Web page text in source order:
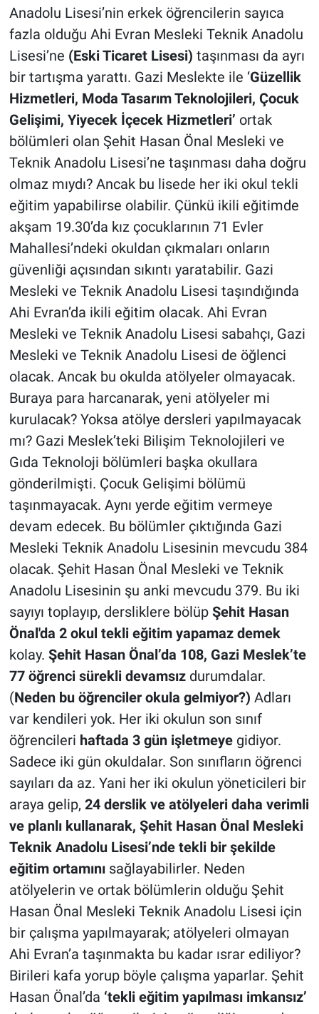
Anadolu Lisesi’nin erkek öğrencilerin sayıca
fazla olduğu Ahi Evran Mesleki Teknik Anadolu
Lisesi’ne (Eski Ticaret Lisesi) taşınması da ayrı
bir tartışma yarattı. Gazi Meslekte ile ‘Güzellik
Hizmetleri, Moda Tasarım Teknolojileri, Çocuk
Gelişimi, Yiyecek İçecek Hizmetleri’ ortak
bölümleri olan Şehit Hasan Önal Mesleki ve
Teknik Anadolu Lisesi’ne taşınması daha doğru
olmaz mıydı? Ancak bu lisede her iki okul tekli
eğitim yapabilirse olabilir. Çünkü ikili eğitimde
akşam 19.30’da kız çocuklarının 71 Evler
Mahallesi’ndeki okuldan çıkmaları onların
güvenliği açısından sıkıntı yaratabilir. Gazi
Mesleki ve Teknik Anadolu Lisesi taşındığında
Ahi Evran’da ikili eğitim olacak. Ahi Evran
Mesleki ve Teknik Anadolu Lisesi sabahçı, Gazi
Mesleki ve Teknik Anadolu Lisesi de öğlenci
olacak. Ancak bu okulda atölyeler olmayacak.
Buraya para harcanarak, yeni atölyeler mi
kurulacak? Yoksa atölye dersleri yapılmayacak
mı? Gazi Meslek’teki Bilişim Teknolojileri ve
Gıda Teknoloji bölümleri başka okullara
gönderilmişti. Çocuk Gelişimi bölümü
taşınmayacak. Aynı yerde eğitim vermeye
devam edecek. Bu bölümler çıktığında Gazi
Mesleki Teknik Anadolu Lisesinin mevcudu 384
olacak. Şehit Hasan Önal Mesleki ve Teknik
Anadolu Lisesinin şu anki mevcudu 379. Bu iki
sayıyı toplayıp, dersliklere bölüp Şehit Hasan
Önal'da 2 okul tekli eğitim yapamaz demek
kolay. Şehit Hasan Önal’da 108, Gazi Meslek’te
77 öğrenci sürekli devamsız durumdalar.
(Neden bu öğrenciler okula gelmiyor?) Adları
var kendileri yok. Her iki okulun son sınıf
öğrencileri haftada 3 gün işletmeye gidiyor.
Sadece iki gün okuldalar. Son sınıfların öğrenci
sayıları da az. Yani her iki okulun yöneticileri bir
araya gelip, 24 derslik ve atölyeleri daha verimli
ve planlı kullanarak, Şehit Hasan Önal Mesleki
Teknik Anadolu Lisesi’nde tekli bir şekilde
eğitim ortamınısağlayabilirler. Neden
atölyelerin ve ortak bölümlerin olduğu Şehit
Hasan Önal Mesleki Teknik Anadolu Lisesi için
bir çalışma yapılmayarak; atölyeleri olmayan
Ahi Evran’a taşınmakta bu kadar ısrar ediliyor?
Birileri kafa yorup böyle çalışma yaparlar. Şehit
Hasan Önal’da ‘tekli eğitim yapılması imkansız’